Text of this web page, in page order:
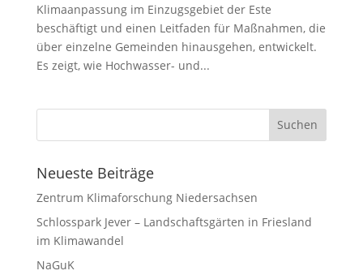
Klimaanpassung im Einzugsgebiet der Este
beschäftigt und einen Leitfaden für Maßnahmen, die
über einzelne Gemeinden hinausgehen, entwickelt.
Es zeigt, wie Hochwasser- und...
Neueste Beiträge
Zentrum Klimaforschung Niedersachsen
Schlosspark Jever – Landschaftsgärten in Friesland
im Klimawandel
NaGuK